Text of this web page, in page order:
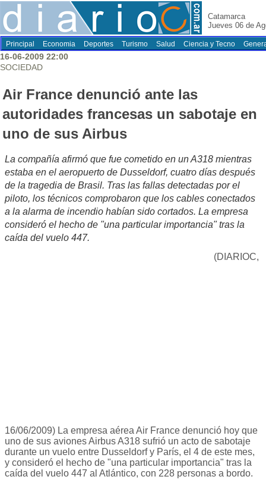
Catamarca
Jueves 06 de
Principal Economia Deportes Turismo Salud Ciencia y Tecno
16-06-2009 22:00
SOCIEDAD
Air France denunció ante las
autoridades francesas un sabotaje en
uno de sus Airbus
La compañía afirmó que fue cometido en un A318 mientras
estaba en el aeropuerto de Dusseldorf, cuatro días después
de la tragedia de Brasil. Tras las fallas detectadas por el
piloto, los técnicos comprobaron que los cables conectados
a la alarma de incendio habían sido cortados. La empresa
consideró el hecho de "una particular importancia" tras la
caída del vuelo 447.
(DIARIOC,
16/06/2009) La empresa aérea Air France denunció hoy que
uno de sus aviones Airbus A318 sufrió un acto de sabotaje
durante un vuelo entre Dusseldorf y París, el 4 de este mes,
y consideró el hecho de "una particular importancia" tras la
caída del vuelo 447 al Atlántico, con 228 personas a bordo.